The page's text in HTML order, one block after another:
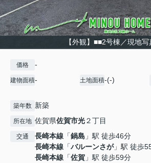
【外観】■■2号棟／現地
価格 -
建物面積- 土地面積-(-)
築年数 新築
所在地 佐賀県佐賀市光２丁目
交通 長崎本線 「鍋島 」駅 徒歩46分
長崎本線 「バルーンさが」駅 徒歩
長崎本線 「佐賀 」駅 徒歩59分